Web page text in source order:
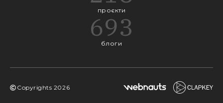
проєкти
693
блоги
Copyrights 2026